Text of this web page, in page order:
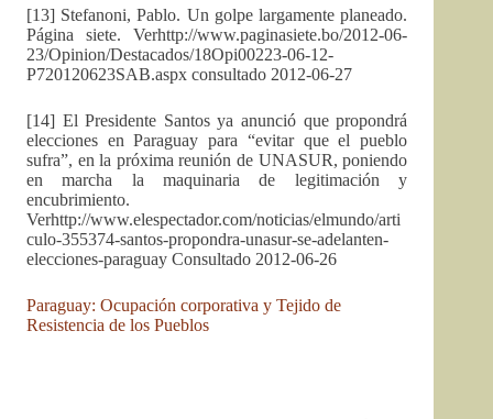
[13] Stefanoni, Pablo. Un golpe largamente planeado.
Página siete. Verhttp://www.paginasiete.bo/2012-06-
23/Opinion/Destacados/18Opi00223-06-12-
P720120623SAB.aspx consultado 2012-06-27
[14] El Presidente Santos ya anunció que propondrá
elecciones en Paraguay para “evitar que el pueblo
sufra”, en la próxima reunión de UNASUR, poniendo
en marcha la maquinaria de legitimación y
encubrimiento.
Verhttp://www.elespectador.com/noticias/elmundo/arti
culo-355374-santos-propondra-unasur-se-adelanten-
elecciones-paraguay Consultado 2012-06-26
Paraguay: Ocupación corporativa y Tejido de
Resistencia de los Pueblos